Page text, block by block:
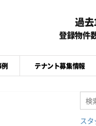
過
登録物件
例 テナント募集情報
スタ